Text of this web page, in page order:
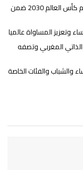
المغرب وفرنسا يعززان تعاونهما في أفق تنظيم كأس العالم 2030 ضمن
وتعزيز المساواة عالميا
المغربي وتصفه
والشباب والفئات الخاصة